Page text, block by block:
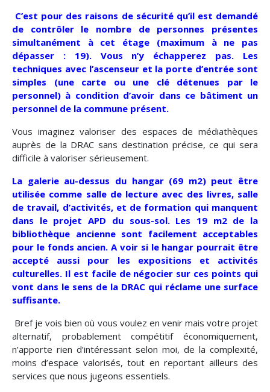
C’est pour des raisons de sécurité qu’il est demandé
de contrôler le nombre de personnes présentes
simultanément à cet étage (maximum à ne pas
dépasser : 19). Vous n’y échapperez pas. Les
techniques avec l’ascenseur et la porte d’entrée sont
simples (une carte ou une clé détenues par le
personnel) à condition d’avoir dans ce bâtiment un
personnel de la commune présent.
Vous imaginez valoriser des espaces de médiathèques
auprès de la DRAC sans destination précise, ce qui sera
difficile à valoriser sérieusement.
La galerie au-dessus du hangar (69 m2) peut être
utilisée comme salle de lecture avec des livres, salle
de travail, d’activités, et de formation qui manquent
dans le projet APD du sous-sol. Les 19 m2 de la
bibliothèque ancienne sont facilement acceptables
pour le fonds ancien. A voir si le hangar pourrait être
accepté aussi pour les expositions et activités
culturelles. Il est facile de négocier sur ces points qui
vont dans le sens de la DRAC qui réclame une surface
suffisante.
Bref je vois bien où vous voulez en venir mais votre projet
alternatif, probablement compétitif économiquement,
n’apporte rien d’intéressant selon moi, de la complexité,
moins d’espace valorisés, tout en reportant ailleurs des
services que nous jugeons essentiels.